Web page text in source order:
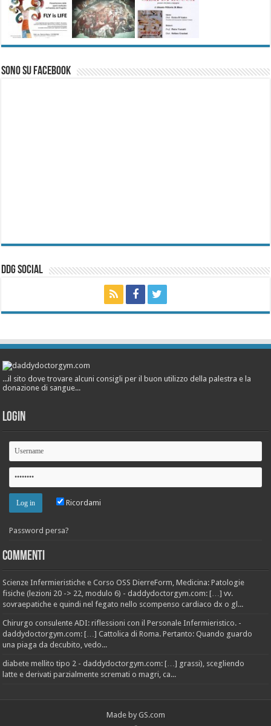
Sono su Facebook
ddg Social
...il sito dove trovare alcuni consigli per il buon utilizzo della palestra e la
donazione di sangue...
Login
Ricordami
Password persa?
Commenti
Scienze Infermieristiche e Corso OSS DierreForm, Medicina: Patologie
fisiche (lezioni 20 -> 22, modulo 6) - daddydoctorgym.com: […] vv.
sovraepatiche e quindi nel fegato nello scompenso cardiaco dx o gl...
Chirurgo consulente ADI: riflessioni con il Personale Infermieristico. -
daddydoctorgym.com: […] Cattolica di Roma. Pertanto: Quando guardo
una piaga da decubito, vedo...
diabete mellito tipo 2 - daddydoctorgym.com: […] grassi), scegliendo
latte e derivati parzialmente scremati o magri, ca...
Made by GS.com